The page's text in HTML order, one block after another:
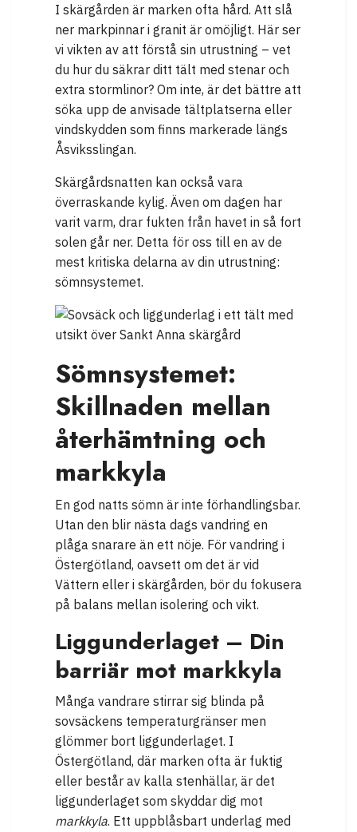
I skärgården är marken ofta hård. Att slå
ner markpinnar i granit är omöjligt. Här ser
vi vikten av att förstå sin utrustning – vet
du hur du säkrar ditt tält med stenar och
extra stormlinor? Om inte, är det bättre att
söka upp de anvisade tältplatserna eller
vindskydden som finns markerade längs
Åsviksslingan.
Skärgårdsnatten kan också vara
överraskande kylig. Även om dagen har
varit varm, drar fukten från havet in så fort
solen går ner. Detta för oss till en av de
mest kritiska delarna av din utrustning:
sömnsystemet.
Sömnsystemet:
Skillnaden mellan
återhämtning och
markkyla
En god natts sömn är inte förhandlingsbar.
Utan den blir nästa dags vandring en
plåga snarare än ett nöje. För vandring i
Östergötland, oavsett om det är vid
Vättern eller i skärgården, bör du fokusera
på balans mellan isolering och vikt.
Liggunderlaget – Din
barriär mot markkyla
Många vandrare stirrar sig blinda på
sovsäckens temperaturgränser men
glömmer bort liggunderlaget. I
Östergötland, där marken ofta är fuktig
eller består av kalla stenhällar, är det
liggunderlaget som skyddar dig mot
markkyla. Ett uppblåsbart underlag med